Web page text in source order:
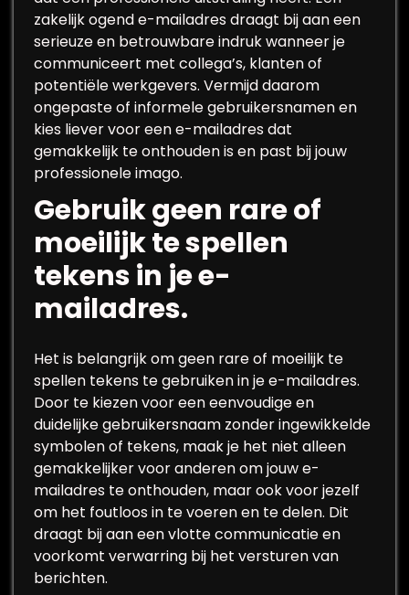
zakelijk ogend e-mailadres draagt bij aan een
serieuze en betrouwbare indruk wanneer je
communiceert met collega’s, klanten of
potentiële werkgevers. Vermijd daarom
ongepaste of informele gebruikersnamen en
kies liever voor een e-mailadres dat
gemakkelijk te onthouden is en past bij jouw
professionele imago.
Gebruik geen rare of
moeilijk te spellen
tekens in je e-
mailadres.
Het is belangrijk om geen rare of moeilijk te
spellen tekens te gebruiken in je e-mailadres.
Door te kiezen voor een eenvoudige en
duidelijke gebruikersnaam zonder ingewikkelde
symbolen of tekens, maak je het niet alleen
gemakkelijker voor anderen om jouw e-
mailadres te onthouden, maar ook voor jezelf
om het foutloos in te voeren en te delen. Dit
draagt bij aan een vlotte communicatie en
voorkomt verwarring bij het versturen van
berichten.